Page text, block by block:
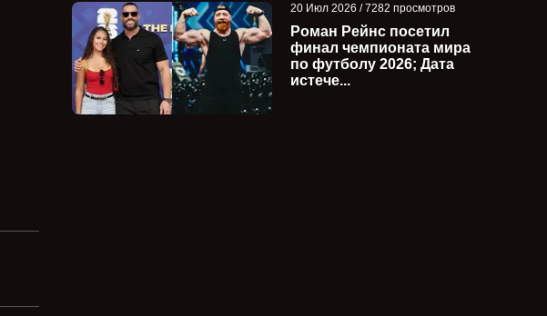
20 Июл 2026 / 7282 просмотров
Роман Рейнс посетил
финал чемпионата мира
по футболу 2026; Дата
истече...